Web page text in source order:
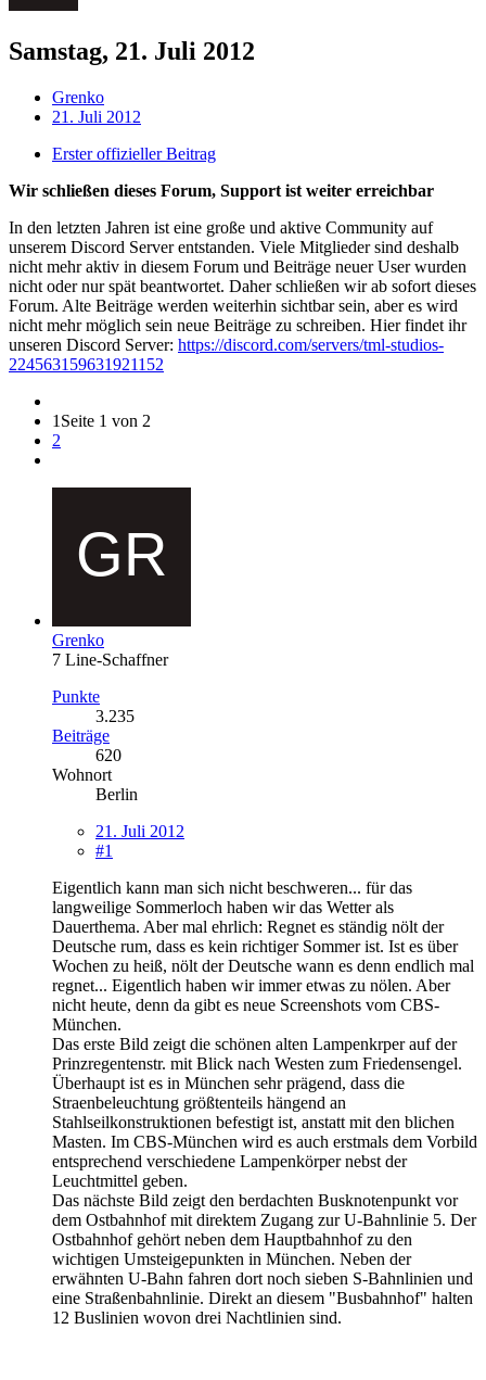
Samstag, 21. Juli 2012
Grenko
21. Juli 2012
Erster offizieller Beitrag
Wir schließen dieses Forum, Support ist weiter erreichbar
In den letzten Jahren ist eine große und aktive Community auf
unserem Discord Server entstanden. Viele Mitglieder sind deshalb
nicht mehr aktiv in diesem Forum und Beiträge neuer User wurden
nicht oder nur spät beantwortet. Daher schließen wir ab sofort dieses
Forum. Alte Beiträge werden weiterhin sichtbar sein, aber es wird
nicht mehr möglich sein neue Beiträge zu schreiben. Hier findet ihr
unseren Discord Server: https://discord.com/servers/tml-studios-
224563159631921152
1 Seite 1 von 2
2
Grenko
7 Line-Schaffner
Punkte
3.235
Beiträge
620
Wohnort
Berlin
21. Juli 2012
#1
Eigentlich kann man sich nicht beschweren... für das
langweilige Sommerloch haben wir das Wetter als
Dauerthema. Aber mal ehrlich: Regnet es ständig nölt der
Deutsche rum, dass es kein richtiger Sommer ist. Ist es über
Wochen zu heiß, nölt der Deutsche wann es denn endlich mal
regnet... Eigentlich haben wir immer etwas zu nölen. Aber
nicht heute, denn da gibt es neue Screenshots vom CBS-
München.
Das erste Bild zeigt die schönen alten Lampenkrper auf der
Prinzregentenstr. mit Blick nach Westen zum Friedensengel.
Überhaupt ist es in München sehr prägend, dass die
Straenbeleuchtung größtenteils hängend an
Stahlseilkonstruktionen befestigt ist, anstatt mit den blichen
Masten. Im CBS-München wird es auch erstmals dem Vorbild
entsprechend verschiedene Lampenkörper nebst der
Leuchtmittel geben.
Das nächste Bild zeigt den berdachten Busknotenpunkt vor
dem Ostbahnhof mit direktem Zugang zur U-Bahnlinie 5. Der
Ostbahnhof gehört neben dem Hauptbahnhof zu den
wichtigen Umsteigepunkten in München. Neben der
erwähnten U-Bahn fahren dort noch sieben S-Bahnlinien und
eine Straßenbahnlinie. Direkt an diesem "Busbahnhof" halten
12 Buslinien wovon drei Nachtlinien sind.